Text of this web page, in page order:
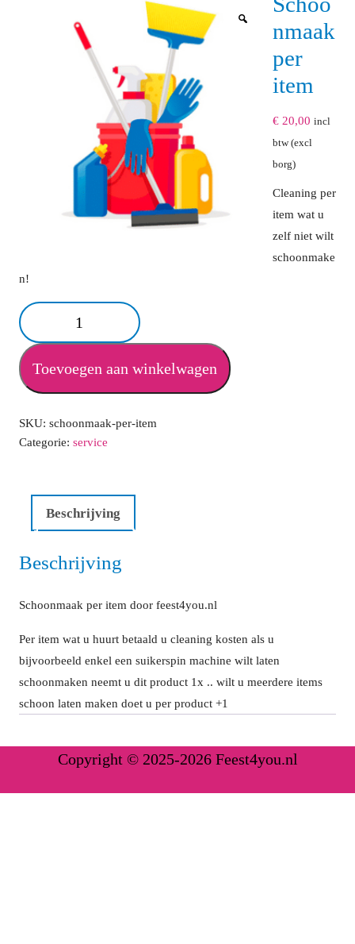
nmaak
per
item
€ 20,00 incl
btw (excl
borg)
Cleaning per
item wat u
zelf niet wilt
schoonmake
n!
Schoonmaak
per
item
aantal
Toevoegen aan winkelwagen
SKU: schoonmaak-per-item
Categorie: service
Beschrijving
Beschrijving
Schoonmaak per item door feest4you.nl
Per item wat u huurt betaald u cleaning kosten als u
bijvoorbeeld enkel een suikerspin machine wilt laten
schoonmaken neemt u dit product 1x .. wilt u meerdere items
schoon laten maken doet u per product +1